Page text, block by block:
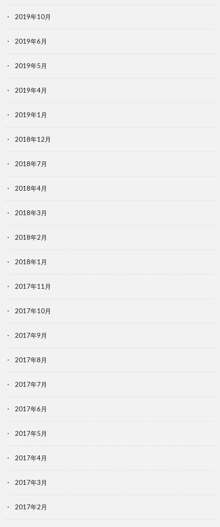
2019年10月
2019年6月
2019年5月
2019年4月
2019年1月
2018年12月
2018年7月
2018年4月
2018年3月
2018年2月
2018年1月
2017年11月
2017年10月
2017年9月
2017年8月
2017年7月
2017年6月
2017年5月
2017年4月
2017年3月
2017年2月